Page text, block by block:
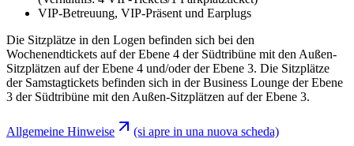
VIP-Betreuung, VIP-Präsent und Earplugs
Die Sitzplätze in den Logen befinden sich bei den
Wochenendtickets auf der Ebene 4 der Südtribüne mit den Außen-
Sitzplätzen auf der Ebene 4 und/oder der Ebene 3. Die Sitzplätze
der Samstagtickets befinden sich in der Business Lounge der Ebene
3 der Südtribüne mit den Außen-Sitzplätzen auf der Ebene 3.
Allgemeine Hinweise (si apre in una nuova scheda)